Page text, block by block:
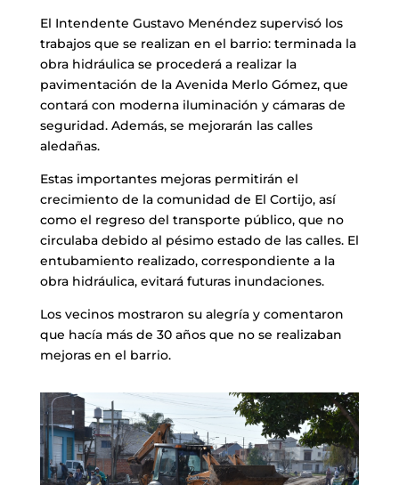
El Intendente Gustavo Menéndez supervisó los
trabajos que se realizan en el barrio: terminada la
obra hidráulica se procederá a realizar la
pavimentación de la Avenida Merlo Gómez, que
contará con moderna iluminación y cámaras de
seguridad. Además, se mejorarán las calles
aledañas.
Estas importantes mejoras permitirán el
crecimiento de la comunidad de El Cortijo, así
como el regreso del transporte público, que no
circulaba debido al pésimo estado de las calles. El
entubamiento realizado, correspondiente a la
obra hidráulica, evitará futuras inundaciones.
Los vecinos mostraron su alegría y comentaron
que hacía más de 30 años que no se realizaban
mejoras en el barrio.